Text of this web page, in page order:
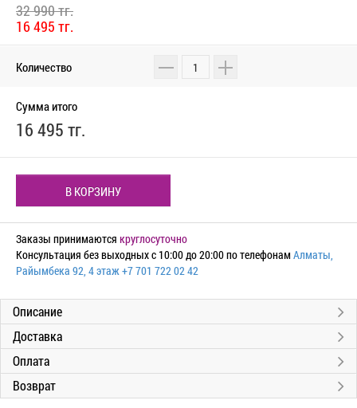
32 990 тг.
16 495 тг.
Количество
Сумма итого
16 495 тг.
В КОРЗИНУ
Заказы принимаются круглосуточно
Консультация без выходных с 10:00 до 20:00 по телефонамАлматы,
Райымбека 92, 4 этаж+7 701 722 02 42
Описание
Доставка
Оплата
Возврат